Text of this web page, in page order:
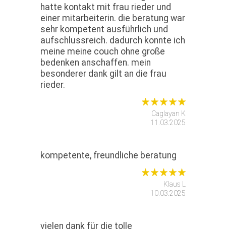
hatte kontakt mit frau rieder und
einer mitarbeiterin. die beratung war
sehr kompetent ausführlich und
aufschlussreich. dadurch konnte ich
meine meine couch ohne große
bedenken anschaffen. mein
besonderer dank gilt an die frau
rieder.
Caglayan K
11.03.2025
kompetente, freundliche beratung
Klaus L
10.03.2025
vielen dank für die tolle